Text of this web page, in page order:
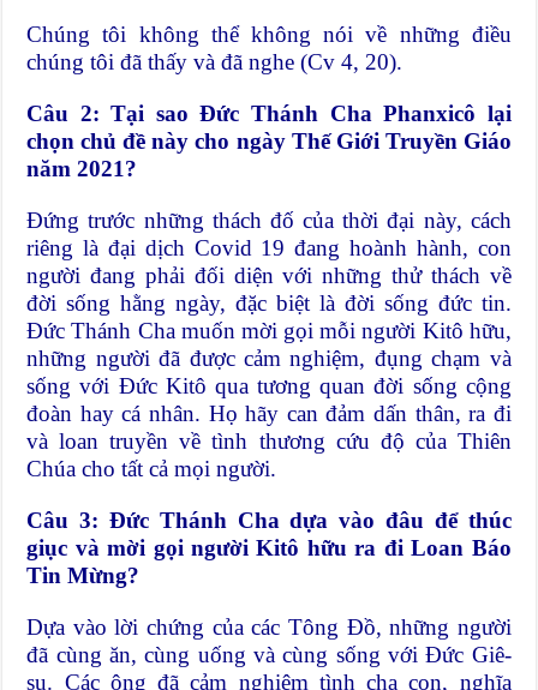
Chúng tôi không thể không nói về những điều
chúng tôi đã thấy và đã nghe (Cv 4, 20).
Câu 2: Tại sao Đức Thánh Cha Phanxicô lại
chọn chủ đề này cho ngày Thế Giới Truyền Giáo
năm 2021?
Đứng trước những thách đố của thời đại này, cách
riêng là đại dịch Covid 19 đang hoành hành, con
người đang phải đối diện với những thử thách về
đời sống hằng ngày, đặc biệt là đời sống đức tin.
Đức Thánh Cha muốn mời gọi mỗi người Kitô hữu,
những người đã được cảm nghiệm, đụng chạm và
sống với Đức Kitô qua tương quan đời sống cộng
đoàn hay cá nhân. Họ hãy can đảm dấn thân, ra đi
và loan truyền về tình thương cứu độ của Thiên
Chúa cho tất cả mọi người.
Câu 3: Đức Thánh Cha dựa vào đâu để thúc
giục và mời gọi người Kitô hữu ra đi Loan Báo
Tin Mừng?
Dựa vào lời chứng của các Tông Đồ, những người
đã cùng ăn, cùng uống và cùng sống với Đức Giê-
su. Các ông đã cảm nghiệm tình cha con, nghĩa